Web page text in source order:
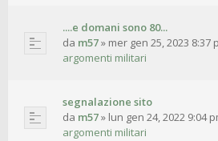
....e domani sono 80...
da m57» mer gen 25, 2023 8:37
argomenti militari
segnalazione sito
da m57» lun gen 24, 2022 9:04
argomenti militari